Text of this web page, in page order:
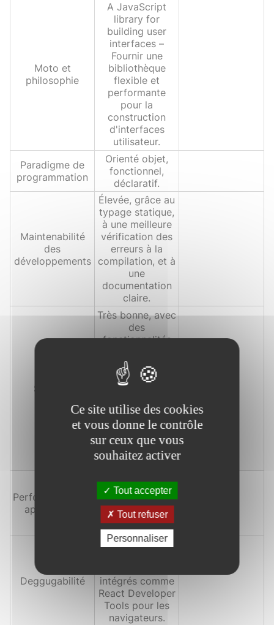
Moto et
philosophie
A JavaScript
library for
building user
interfaces –
Fournir une
bibliothèque
flexible et
performante
pour la
construction
d'interfaces
utilisateur.
Paradigme de
programmation
Orienté objet,
fonctionnel,
déclaratif.
Maintenabilité
des
développements
Élevée, grâce au
typage statique,
à une meilleure
vérification des
erreurs à la
compilation, et à
une
documentation
claire.
Sécurité
Très bonne, avec
des
fonctionnalités
intégrées
comme la
vérification des
mécanismes de
protection
contre les
vulnérabilités
courantes.
Performance des
applications
JavaScript, avec
une légère
surcharge de
compilation.
Deggugabilité
Excellente, avec
intégrés comme
React Developer
Tools pour les
navigateurs.
Ce site utilise des cookies
et vous donne le contrôle
sur ceux que vous
souhaitez activer
Tout accepter
Tout refuser
Personnaliser